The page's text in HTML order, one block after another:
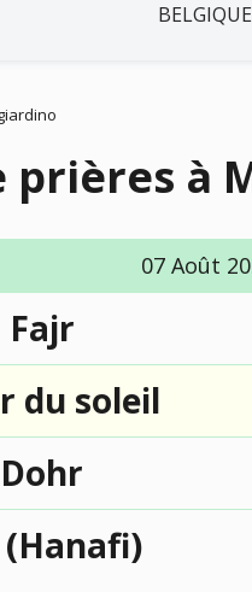
BELGIQUE
prières à
07 Août
Fajr
du soleil
Dohr